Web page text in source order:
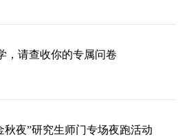
，请查收你的专属问卷
秋夜”研究生师门专场夜跑活动